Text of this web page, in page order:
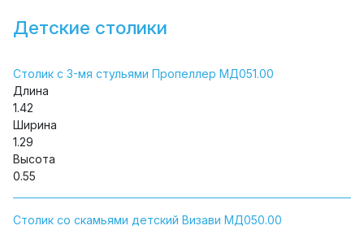
Детские столики
Столик с 3-мя стульями Пропеллер МД051.00
Длина
1.42
Ширина
1.29
Высота
0.55
Столик со скамьями детский Визави МД050.00